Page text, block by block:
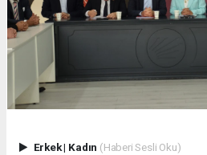
Erkek| Kadın (Haberi Sesli Oku)